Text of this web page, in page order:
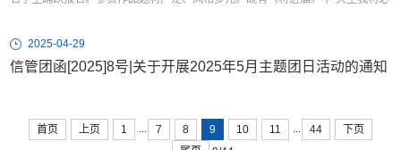
说》对青春力量的激情礼赞；既有《百年沧桑》中对峥嵘岁月的深情回望，也有
2025-04-29
信管团函[2025]8号|关于开展2025年5月主题团日活动的通知
首页 上页 1 ... 7 8 9 10 11 ... 44
下页